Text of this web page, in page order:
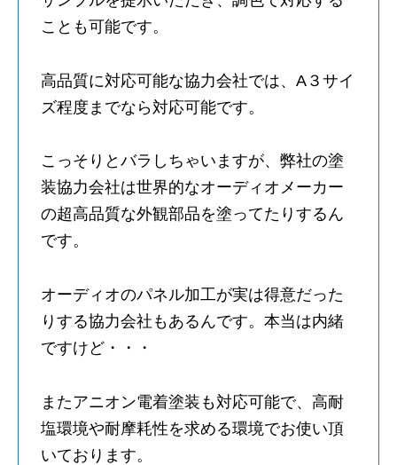
ことも可能です。
高品質に対応可能な協力会社では、A３サイ
ズ程度までなら対応可能です。
こっそりとバラしちゃいますが、弊社の塗
装協力会社は世界的なオーディオメーカー
の超高品質な外観部品を塗ってたりするん
です。
オーディオのパネル加工が実は得意だった
りする協力会社もあるんです。本当は内緒
ですけど・・・
またアニオン電着塗装も対応可能で、高耐
塩環境や耐摩耗性を求める環境でお使い頂
いております。